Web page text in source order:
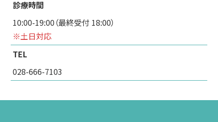
診療時間
10:00-19:00（最終受付 18:00）
※土日対応
TEL
028-666-7103